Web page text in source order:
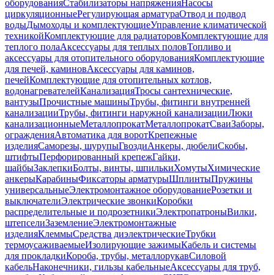
оборудованияСтабилизаторы напряженияНасосы
циркуляционныеРегулирующая арматураОтвод и подвод
водыДымоходы и комплектующиеУправление климатической
техникойКомплектующие для радиаторовКомплектующие для
теплого полаАксессуары для теплых половТопливо и
аксессуары для отопительного оборудованияКомплектующие
для печей, каминовАксессуары для каминов,
печейКомплектующие для отопительных котлов,
водонагревателейКанализацияТросы сантехнические,
вантузыПрочистные машиныТрубы, фитинги внутренней
канализацииТрубы, фитинги наружной канализацииЛюки
канализационныеМеталлопрокатМеталлопрокатСваиЗаборы,
огражденияАвтоматика для воротКрепежные
изделияСаморезы, шурупыГвоздиАнкеры, дюбелиСкобы,
штифтыПерфорированный крепежГайки,
шайбыЗаклепкиБолты, винты, шпилькиХомутыХимические
анкерыКарабиныФиксаторы арматурыШплинтыПружины
универсальныеЭлектромонтажное оборудованиеРозетки и
выключателиЭлектрические звонкиКоробки
распределительные и подрозетникиЭлектропатроныВилки,
штепселиЗаземлениеЭлектромонтажные
изделияКлеммыСредства диэлектрическиеТрубки
термоусаживаемыеИзолирующие зажимыКабель и системы
для прокладкиКороба, трубы, металлорукавСиловой
кабельНаконечники, гильзы кабельныеАксессуары для труб,